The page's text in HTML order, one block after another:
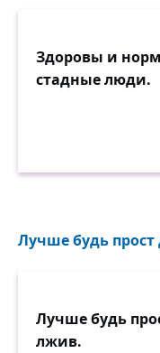
Здоровы и
стадные люди.
Лучше будь прост
Лучше будь
лжив.